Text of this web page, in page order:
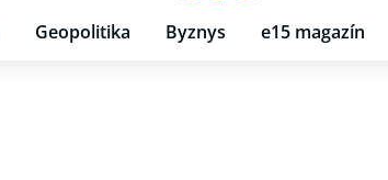
Geopolitika Byznys e15 magazín